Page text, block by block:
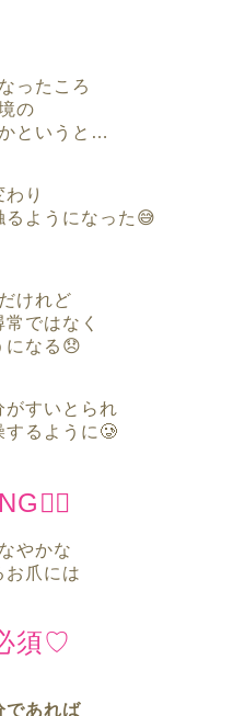
ったころ
の
というと…
り
ようになった😅
けれど
ではなく
になる😞
がすいとられ
するように🥲
NG🙅‍♀️
やかな
お爪には
須♡
であれば